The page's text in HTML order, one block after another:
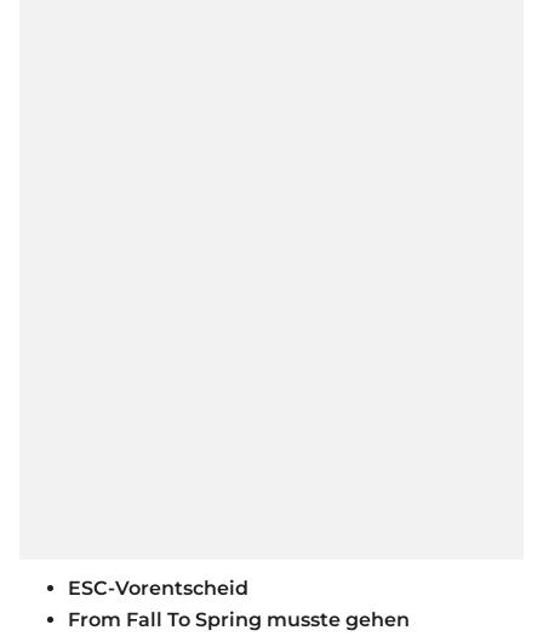
ESC-Vorentscheid
From Fall To Spring musste gehen